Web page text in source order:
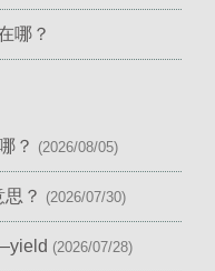
哪？
？ (2026/08/05)
？ (2026/07/30)
(2026/07/28)